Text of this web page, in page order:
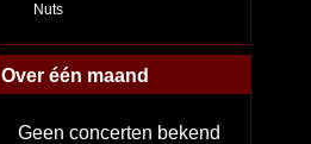
Nuts
Over één maand
Geen concerten bekend